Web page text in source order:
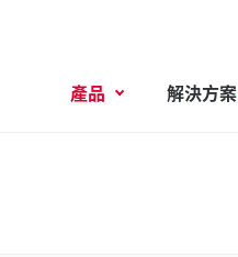
產品 解決方案